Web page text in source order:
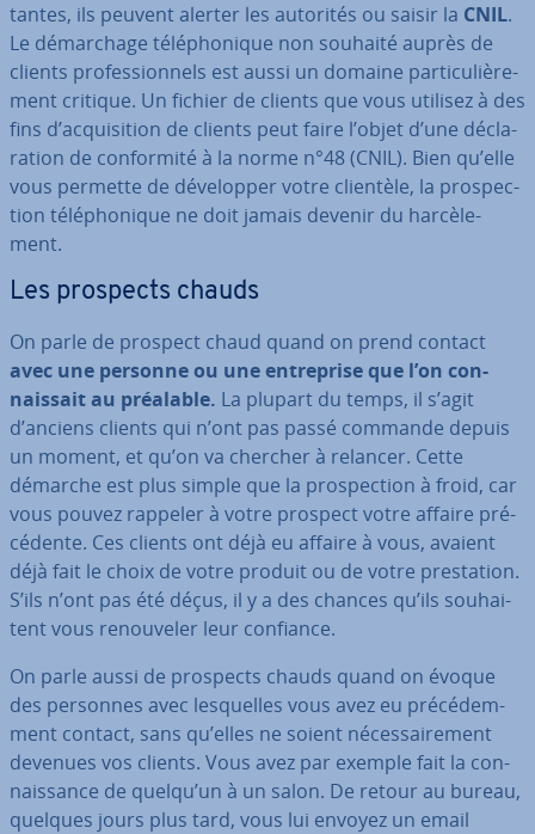
tantes, ils peuvent alerter les autorités ou saisir la CNIL.
Le dé­mar­chage té­lé­pho­nique non souhaité auprès de
clients pro­fes­sion­nels est aussi un domaine par­ti­cu­liè­re­
ment critique. Un fichier de clients que vous utilisez à des
fins d’ac­qui­si­tion de clients peut faire l’objet d’une dé­cla­
ra­tion de con­for­mité à la norme n°48 (CNIL). Bien qu’elle
vous permette de dé­ve­lop­per votre clientèle, la pros­pec­
tion té­lé­pho­nique ne doit jamais devenir du har­cè­le­
ment.
Les prospects chauds
On parle de prospect chaud quand on prend contact
avec une personne ou une en­tre­prise que l’on con­
nais­sait au préalable. La plupart du temps, il s’agit
d’anciens clients qui n’ont pas passé commande depuis
un moment, et qu’on va chercher à relancer. Cette
démarche est plus simple que la pros­pec­tion à froid, car
vous pouvez rappeler à votre prospect votre affaire pré­
cé­dente. Ces clients ont déjà eu affaire à vous, avaient
déjà fait le choix de votre produit ou de votre pres­ta­tion.
S’ils n’ont pas été déçus, il y a des chances qu’ils sou­hai­
tent vous re­nou­ve­ler leur confiance.
On parle aussi de prospects chauds quand on évoque
des personnes avec les­quelles vous avez eu pré­cé­dem­
ment contact, sans qu’elles ne soient né­ces­sai­re­ment
devenues vos clients. Vous avez par exemple fait la con­
nais­sance de quelqu’un à un salon. De retour au bureau,
quelques jours plus tard, vous lui envoyez un email